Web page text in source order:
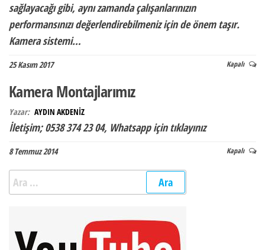
sağlayacağı gibi, aynı zamanda çalışanlarınızın
performansınızı değerlendirebilmeniz için de önem taşır.
Kamera sistemi…
25 Kasım 2017 Kapalı
Kamera Montajlarımız
Yazar: AYDIN AKDENİZ
İletişim; 0538 374 23 04, Whatsapp için tıklayınız
8 Temmuz 2014 Kapalı
Arama: